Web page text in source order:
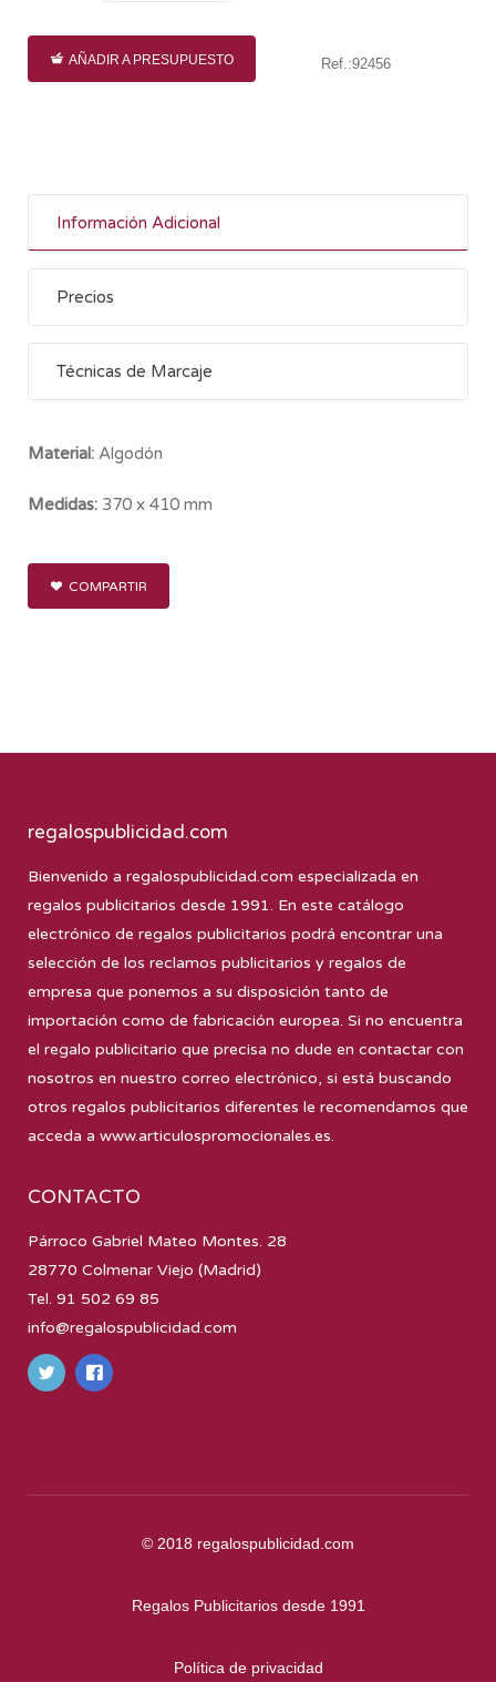
AÑADIR A PRESUPUESTO Ref.:92456
Información Adicional
Precios
Técnicas de Marcaje
Material: Algodón
Medidas: 370 x 410 mm
COMPARTIR
regalospublicidad.com
Bienvenido a regalospublicidad.com especializada en
regalos publicitarios desde 1991. En este catálogo
electrónico de regalos publicitarios podrá encontrar una
selección de los reclamos publicitarios y regalos de
empresa que ponemos a su disposición tanto de
importación como de fabricación europea. Si no encuentra
el regalo publicitario que precisa no dude en contactar con
nosotros en nuestro correo electrónico, si está buscando
otros regalos publicitarios diferentes le recomendamos que
acceda a www.articulospromocionales.es.
CONTACTO
Párroco Gabriel Mateo Montes. 28
28770 Colmenar Viejo (Madrid)
Tel. 91 502 69 85
info@regalospublicidad.com
© 2018 regalospublicidad.com
Regalos Publicitarios desde 1991
Política de privacidad